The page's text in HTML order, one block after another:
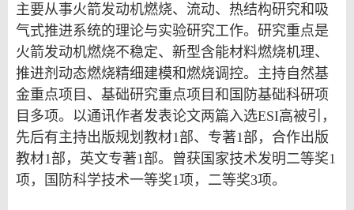
主要从事火箭发动机燃烧、流动、热结构研究和吸
气式推进系统的理论与实验研究工作。研究重点是
火箭发动机燃烧不稳定、新型含能材料燃烧机理、
推进剂动态燃烧精细建模和燃烧调控。主持自然基
金重点项目、基础研究重点项目和国防基础科研项
目多项。以通讯作者发表论文两篇入选ESI高被引，
先后有主持出版规划教材1 部、专著1 部，合作出版
教材1 部，英文专著1 部。曾获国家技术发明二等奖1
项，国防科学技术一等奖1项，二等奖3项。